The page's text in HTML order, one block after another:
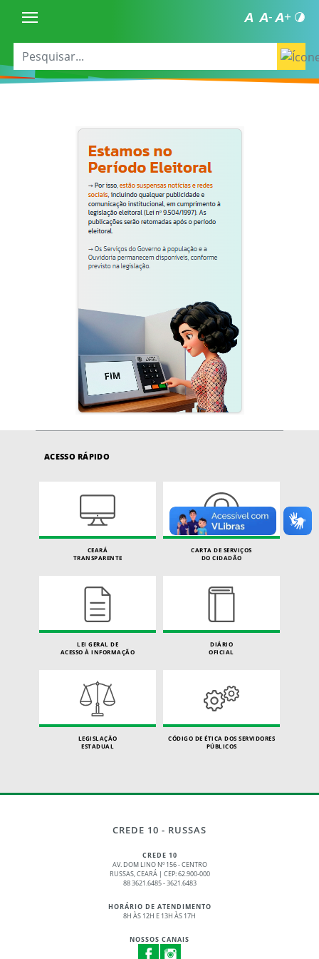
ACESSO RÁPIDO
CEARÁ
TRANSPARENTE
CARTA DE SERVIÇOS
DO CIDADÃO
LEI GERAL DE
ACESSO À INFORMAÇÃO
DIÁRIO
OFICIAL
LEGISLAÇÃO
ESTADUAL
CÓDIGO DE ÉTICA DOS SERVIDORES
PÚBLICOS
CREDE 10 - RUSSAS
CREDE 10
AV. DOM LINO Nº 156 - CENTRO
RUSSAS, CEARÁ | CEP: 62.900-000
88 3621.6485 - 3621.6483
HORÁRIO DE ATENDIMENTO
8H ÀS 12H E 13H ÀS 17H
NOSSOS CANAIS